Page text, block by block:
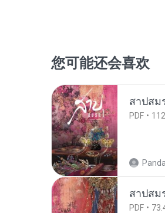
您可能还会喜欢
สาปสม
PDF
สาปสม
PDF